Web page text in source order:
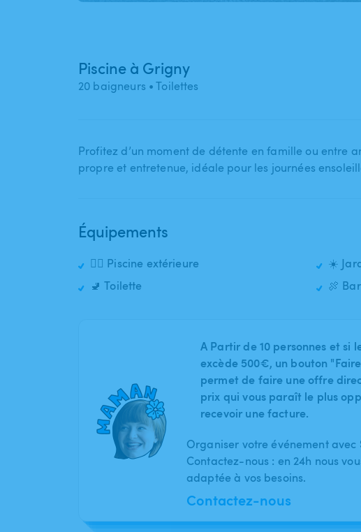
Piscine à Grigny
20 baigneurs • Toilettes
Profitez d’un moment de détente en famille ou entre
propre et entretenue​,​ idéale pour les journées
Équipements
🏊‍♂️ Piscine extérieure
🚽 Toilette
☀️
🍖
A Partir de 10 personnes et si
excède 500€, un bouton
permet de faire une offre
prix qui vous paraît le plus
recevoir une facture.
Organiser votre événement
Contactez-nous : en 24h nous
adaptée à vos besoins.
Contactez-nous